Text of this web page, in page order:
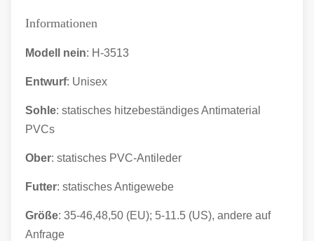
Informationen
Modell nein: H-3513
Entwurf: Unisex
Sohle: statisches hitzebeständiges Antimaterial
PVCs
Ober: statisches PVC-Antileder
Futter: statisches Antigewebe
Größe: 35-46,48,50 (EU); 5-11.5 (US), andere auf
Anfrage